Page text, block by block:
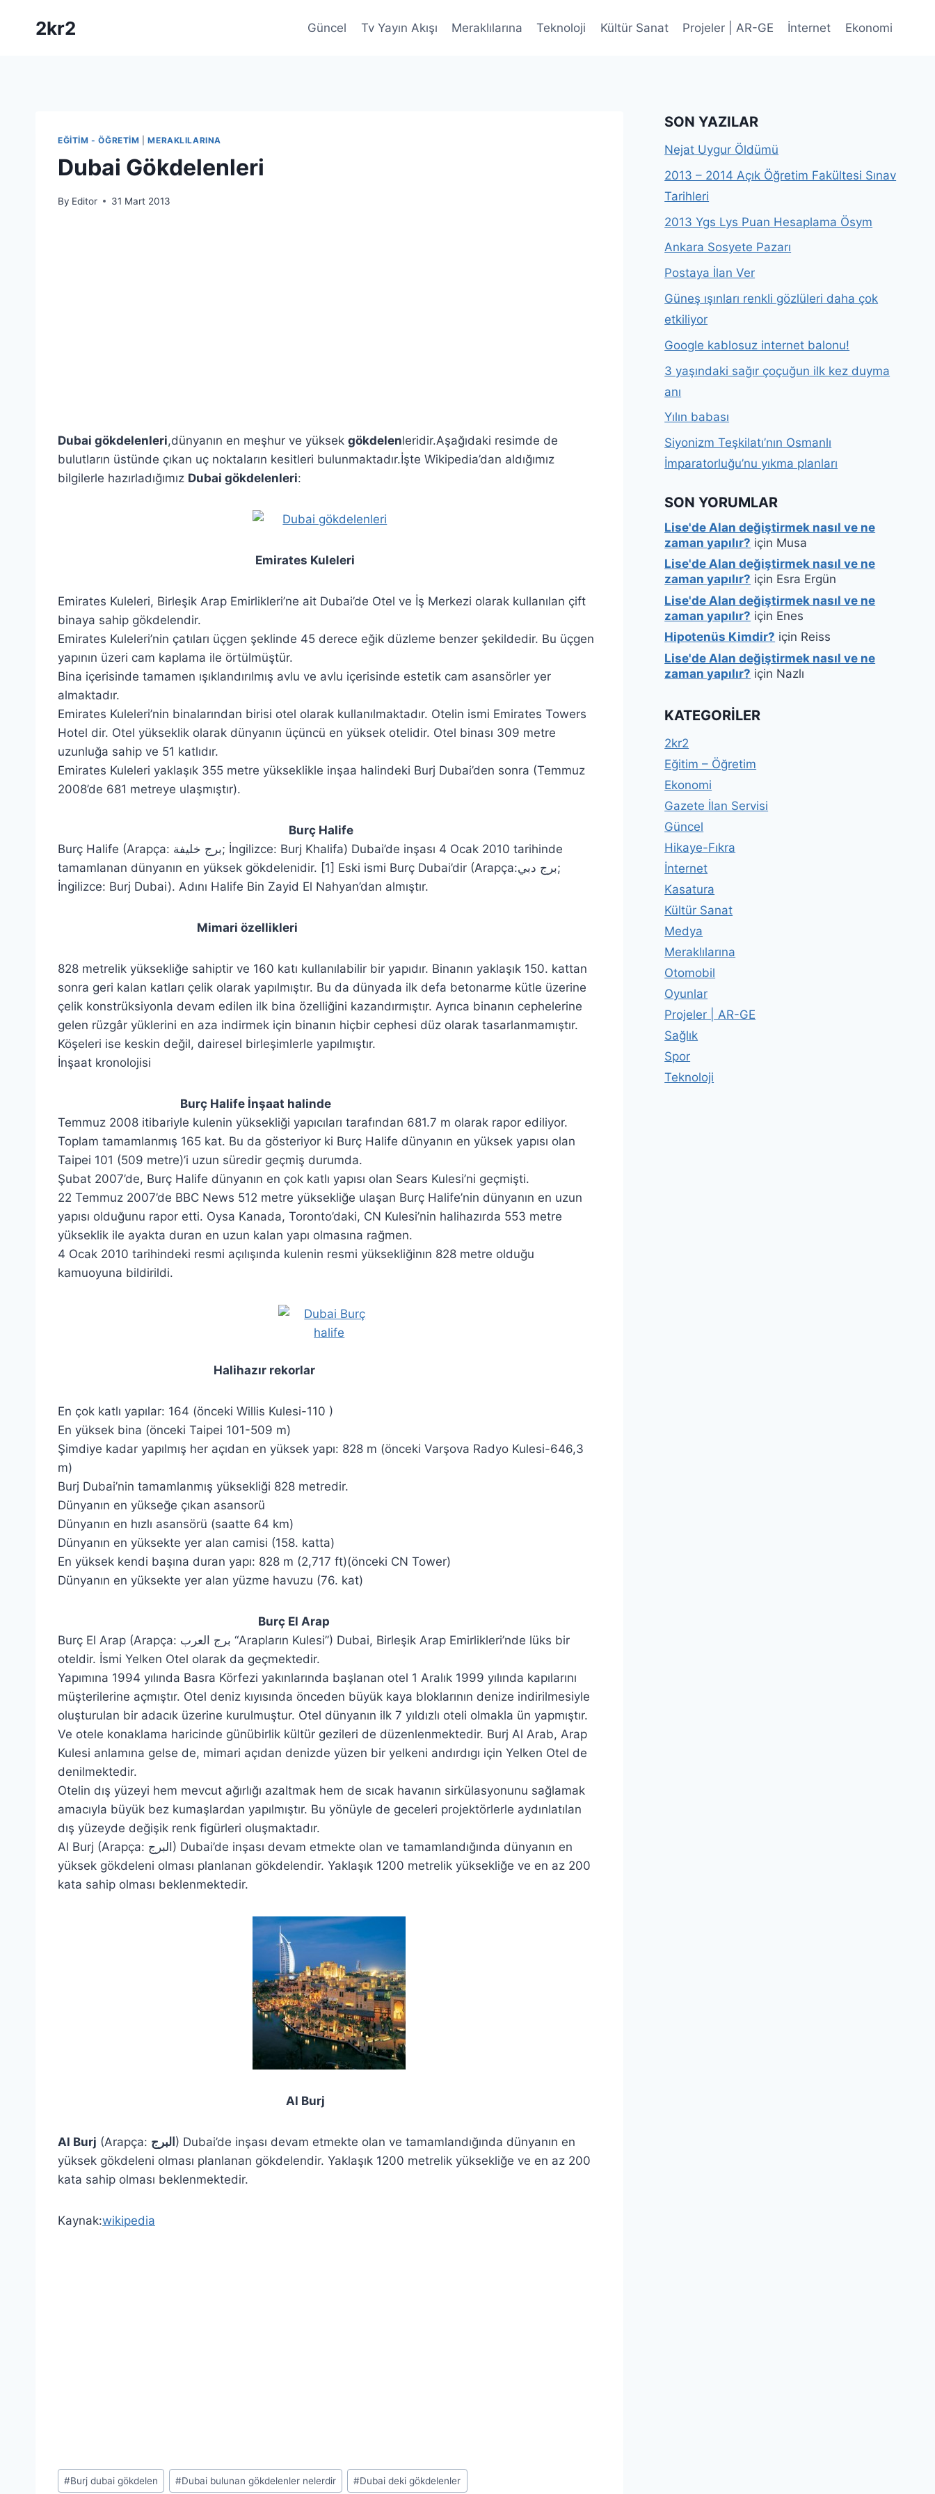
2kr2 Güncel Tv Yayın Akışı Meraklılarına Teknoloji Kültür Sanat Projeler | AR-GE İnternet Ekonomi
EĞITIM - ÖĞRETIM |MERAKLILARINA
Dubai Gökdelenleri
By Editor 31 Mart 2013
Dubai gökdelenleri,dünyanın en meşhur ve yüksek gökdelenleridir.Aşağıdaki resimde de
bulutların üstünde çıkan uç noktaların kesitleri bulunmaktadır.İşte Wikipedia’dan aldığımız
bilgilerle hazırladığımız Dubai gökdelenleri:
Emirates Kuleleri
Emirates Kuleleri, Birleşik Arap Emirlikleri’ne ait Dubai’de Otel ve İş Merkezi olarak kullanılan çift
binaya sahip gökdelendir.
Emirates Kuleleri’nin çatıları üçgen şeklinde 45 derece eğik düzleme benzer şekildedir. Bu üçgen
yapının üzeri cam kaplama ile örtülmüştür.
Bina içerisinde tamamen ışıklandırılmış avlu ve avlu içerisinde estetik cam asansörler yer
almaktadır.
Emirates Kuleleri’nin binalarından birisi otel olarak kullanılmaktadır. Otelin ismi Emirates Towers
Hotel dir. Otel yükseklik olarak dünyanın üçüncü en yüksek otelidir. Otel binası 309 metre
uzunluğa sahip ve 51 katlıdır.
Emirates Kuleleri yaklaşık 355 metre yükseklikle inşaa halindeki Burj Dubai’den sonra (Temmuz
2008’de 681 metreye ulaşmıştır).
Burç Halife
Burç Halife (Arapça: برج خليفة; İngilizce: Burj Khalifa) Dubai’de inşası 4 Ocak 2010 tarihinde
tamamlanan dünyanın en yüksek gökdelenidir. [1] Eski ismi Burç Dubai’dir (Arapça:برج دبي;
İngilizce: Burj Dubai). Adını Halife Bin Zayid El Nahyan’dan almıştır.
Mimari özellikleri
828 metrelik yüksekliğe sahiptir ve 160 katı kullanılabilir bir yapıdır. Binanın yaklaşık 150. kattan
sonra geri kalan katları çelik olarak yapılmıştır. Bu da dünyada ilk defa betonarme kütle üzerine
çelik konstrüksiyonla devam edilen ilk bina özelliğini kazandırmıştır. Ayrıca binanın cephelerine
gelen rüzgâr yüklerini en aza indirmek için binanın hiçbir cephesi düz olarak tasarlanmamıştır.
Köşeleri ise keskin değil, dairesel birleşimlerle yapılmıştır.
İnşaat kronolojisi
Burç Halife İnşaat halinde
Temmuz 2008 itibariyle kulenin yüksekliği yapıcıları tarafından 681.7 m olarak rapor ediliyor.
Toplam tamamlanmış 165 kat. Bu da gösteriyor ki Burç Halife dünyanın en yüksek yapısı olan
Taipei 101 (509 metre)’i uzun süredir geçmiş durumda.
Şubat 2007’de, Burç Halife dünyanın en çok katlı yapısı olan Sears Kulesi’ni geçmişti.
22 Temmuz 2007’de BBC News 512 metre yüksekliğe ulaşan Burç Halife’nin dünyanın en uzun
yapısı olduğunu rapor etti. Oysa Kanada, Toronto’daki, CN Kulesi’nin halihazırda 553 metre
yükseklik ile ayakta duran en uzun kalan yapı olmasına rağmen.
4 Ocak 2010 tarihindeki resmi açılışında kulenin resmi yüksekliğinın 828 metre olduğu
kamuoyuna bildirildi.
Halihazır rekorlar
En çok katlı yapılar: 164 (önceki Willis Kulesi-110 )
En yüksek bina (önceki Taipei 101-509 m)
Şimdiye kadar yapılmış her açıdan en yüksek yapı: 828 m (önceki Varşova Radyo Kulesi-646,3
m)
Burj Dubai’nin tamamlanmış yüksekliği 828 metredir.
Dünyanın en yükseğe çıkan asansorü
Dünyanın en hızlı asansörü (saatte 64 km)
Dünyanın en yüksekte yer alan camisi (158. katta)
En yüksek kendi başına duran yapı: 828 m (2,717 ft)(önceki CN Tower)
Dünyanın en yüksekte yer alan yüzme havuzu (76. kat)
Burç El Arap
Burç El Arap (Arapça: برج العرب “Arapların Kulesi”) Dubai, Birleşik Arap Emirlikleri’nde lüks bir
oteldir. İsmi Yelken Otel olarak da geçmektedir.
Yapımına 1994 yılında Basra Körfezi yakınlarında başlanan otel 1 Aralık 1999 yılında kapılarını
müşterilerine açmıştır. Otel deniz kıyısında önceden büyük kaya bloklarının denize indirilmesiyle
oluşturulan bir adacık üzerine kurulmuştur. Otel dünyanın ilk 7 yıldızlı oteli olmakla ün yapmıştır.
Ve otele konaklama haricinde günübirlik kültür gezileri de düzenlenmektedir. Burj Al Arab, Arap
Kulesi anlamına gelse de, mimari açıdan denizde yüzen bir yelkeni andırdıgı için Yelken Otel de
denilmektedir.
Otelin dış yüzeyi hem mevcut ağırlığı azaltmak hem de sıcak havanın sirkülasyonunu sağlamak
amacıyla büyük bez kumaşlardan yapılmıştır. Bu yönüyle de geceleri projektörlerle aydınlatılan
dış yüzeyde değişik renk figürleri oluşmaktadır.
Al Burj (Arapça: البرج‎) Dubai’de inşası devam etmekte olan ve tamamlandığında dünyanın en
yüksek gökdeleni olması planlanan gökdelendir. Yaklaşık 1200 metrelik yüksekliğe ve en az 200
kata sahip olması beklenmektedir.
Al Burj
Al Burj (Arapça: البرج‎) Dubai’de inşası devam etmekte olan ve tamamlandığında dünyanın en
yüksek gökdeleni olması planlanan gökdelendir. Yaklaşık 1200 metrelik yüksekliğe ve en az 200
kata sahip olması beklenmektedir.
Kaynak:wikipedia
Post
#Burj dubai gökdelen #Dubai bulunan gökdelenler nelerdir #Dubai deki gökdelenler
SON YAZILAR
Nejat Uygur Öldümü
2013 – 2014 Açık Öğretim Fakültesi Sınav
Tarihleri
2013 Ygs Lys Puan Hesaplama Ösym
Ankara Sosyete Pazarı
Postaya İlan Ver
Güneş ışınları renkli gözlüleri daha çok
etkiliyor
Google kablosuz internet balonu!
3 yaşındaki sağır çoçuğun ilk kez duyma
anı
Yılın babası
Siyonizm Teşkilatı’nın Osmanlı
İmparatorluğu’nu yıkma planları
SON YORUMLAR
Lise'de Alan değiştirmek nasıl ve ne
zaman yapılır? için Musa
Lise'de Alan değiştirmek nasıl ve ne
zaman yapılır? için Esra Ergün
Lise'de Alan değiştirmek nasıl ve ne
zaman yapılır? için Enes
Hipotenüs Kimdir? için Reiss
Lise'de Alan değiştirmek nasıl ve ne
zaman yapılır? için Nazlı
KATEGORILER
2kr2
Eğitim – Öğretim
Ekonomi
Gazete İlan Servisi
Güncel
Hikaye-Fıkra
İnternet
Kasatura
Kültür Sanat
Medya
Meraklılarına
Otomobil
Oyunlar
Projeler | AR-GE
Sağlık
Spor
Teknoloji